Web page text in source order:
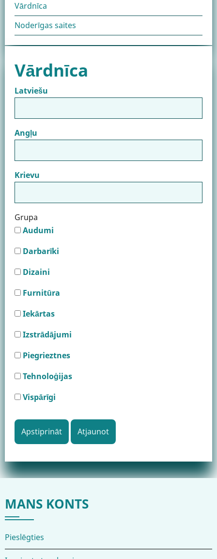
Vārdnīca
Noderīgas saites
Vārdnīca
Latviešu
Angļu
Krievu
Grupa
Audumi
Darbarīki
Dizaini
Furnitūra
Iekārtas
Izstrādājumi
Piegrieztnes
Tehnoloģijas
Vispārīgi
MANS KONTS
Pieslēgties